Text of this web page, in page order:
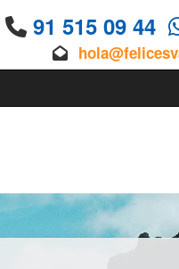
91 515 09 44